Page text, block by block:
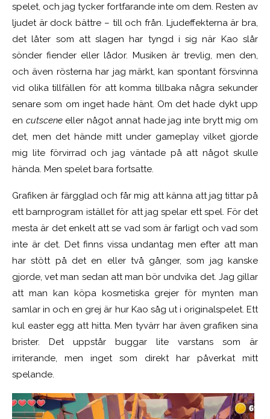
spelet, och jag tycker fortfarande inte om dem. Resten av
ljudet är dock bättre – till och från. Ljudeffekterna är bra,
det låter som att slagen har tyngd i sig när Kao slår
sönder fiender eller lådor. Musiken är trevlig, men den,
och även rösterna har jag märkt, kan spontant försvinna
vid olika tillfällen för att komma tillbaka några sekunder
senare som om inget hade hänt. Om det hade dykt upp
en cutsceneeller något annat hade jag inte brytt mig om
det, men det hände mitt under gameplay vilket gjorde
mig lite förvirrad och jag väntade på att något skulle
hända. Men spelet bara fortsatte.
Grafiken är färgglad och får mig att känna att jag tittar på
ett barnprogram istället för att jag spelar ett spel. För det
mesta är det enkelt att se vad som är farligt och vad som
inte är det. Det finns vissa undantag men efter att man
har stött på det en eller två gånger, som jag kanske
gjorde, vet man sedan att man bör undvika det. Jag gillar
att man kan köpa kosmetiska grejer för mynten man
samlar in och en grej är hur Kao såg ut i originalspelet. Ett
kul easter egg att hitta. Men tyvärr har även grafiken sina
brister. Det uppstår buggar lite varstans som är
irriterande, men inget som direkt har påverkat mitt
spelande.